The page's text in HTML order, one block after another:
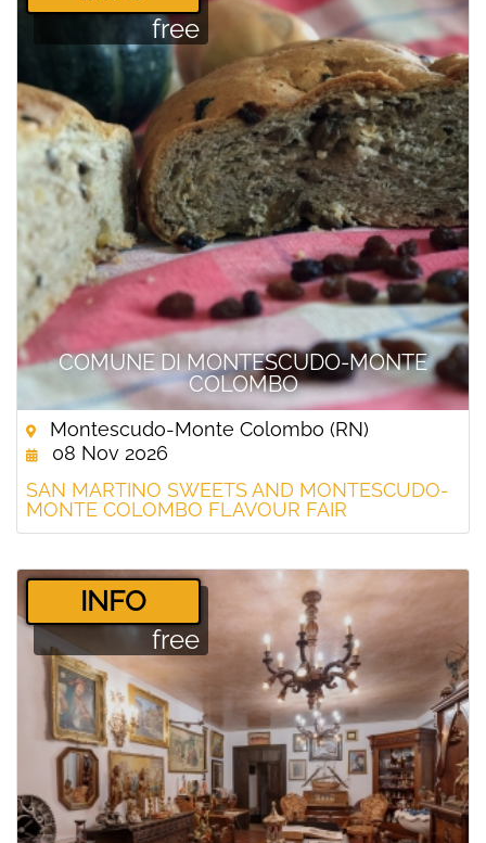
COMUNE DI MONTESCUDO-MONTE
COLOMBO
free
Montescudo-Monte Colombo (RN)
08 Nov 2026
SAN MARTINO SWEETS AND MONTESCUDO-
MONTE COLOMBO FLAVOUR FAIR
­INFO
free